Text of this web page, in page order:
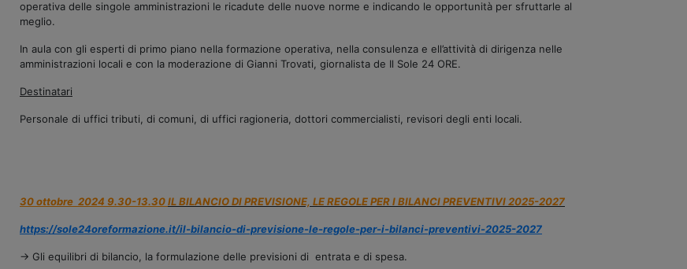
operativa delle singole amministrazioni le ricadute delle nuove norme e indicando le opportunità per sfruttarle al
meglio.
In aula con gli esperti di primo piano nella formazione operativa, nella consulenza e ell’attività di dirigenza nelle
amministrazioni locali e con la moderazione di Gianni Trovati, giornalista de Il Sole 24 ORE.
Destinatari
Personale di uffici tributi, di comuni, di uffici ragioneria, dottori commercialisti, revisori degli enti locali.
30 ottobre 2024 9.30-13.30IL BILANCIO DI PREVISIONE, LE REGOLE PER I BILANCI PREVENTIVI 2025-2027
https://sole24oreformazione.it/il-bilancio-di-previsione-le-regole-per-i-bilanci-preventivi-2025-2027
→ Gli equilibri di bilancio, la formulazione delle previsioni di entrata e di spesa.